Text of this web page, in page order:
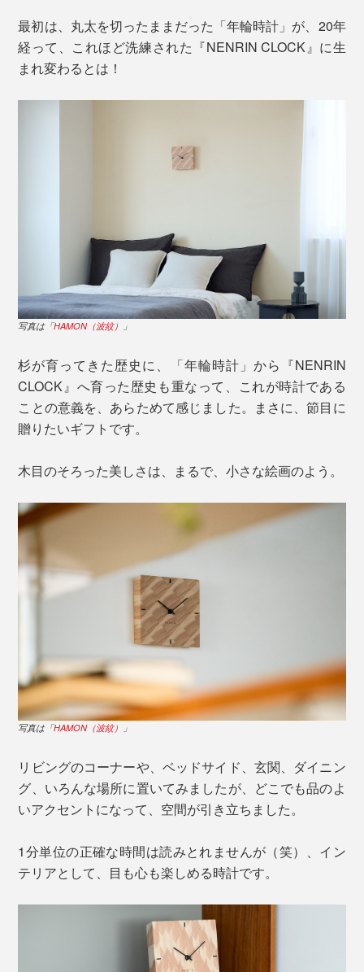
最初は、丸太を切ったままだった「年輪時計」が、20年
経って、これほど洗練された『NENRIN CLOCK』に生
まれ変わるとは！
写真は「HAMON（波紋） 」
杉が育ってきた歴史に、「年輪時計」から『NENRIN
CLOCK』へ育った歴史も重なって、これが時計である
ことの意義を、あらためて感じました。まさに、節目に
贈りたいギフトです。
木目のそろった美しさは、まるで、小さな絵画のよう。
写真は「HAMON（波紋） 」
リビングのコーナーや、ベッドサイド、玄関、ダイニン
グ、いろんな場所に置いてみましたが、どこでも品のよ
いアクセントになって、空間が引き立ちました。
1分単位の正確な時間は読みとれませんが（笑）、イン
テリアとして、目も心も楽しめる時計です。